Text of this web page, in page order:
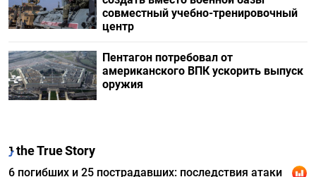
совместный учебно-тренировочный
центр
Пентагон потребовал от
американского ВПК ускорить выпуск
оружия